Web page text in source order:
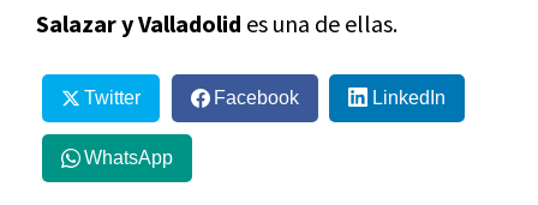
Salazar y Valladolid es una de ellas.
Twitter Facebook LinkedIn
WhatsApp